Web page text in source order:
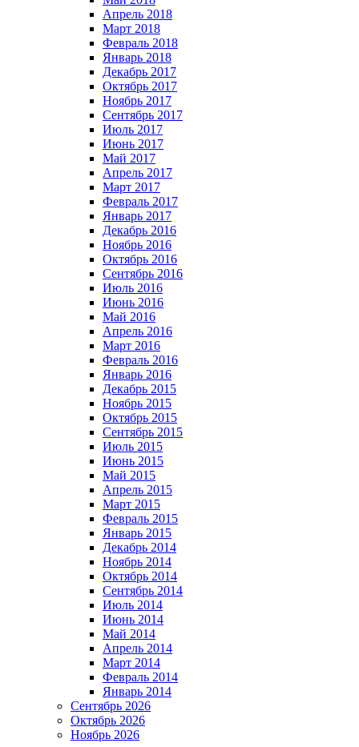
Апрель 2018
Март 2018
Февраль 2018
Январь 2018
Декабрь 2017
Октябрь 2017
Ноябрь 2017
Сентябрь 2017
Июль 2017
Июнь 2017
Май 2017
Апрель 2017
Март 2017
Февраль 2017
Январь 2017
Декабрь 2016
Ноябрь 2016
Октябрь 2016
Сентябрь 2016
Июль 2016
Июнь 2016
Май 2016
Апрель 2016
Март 2016
Февраль 2016
Январь 2016
Декабрь 2015
Ноябрь 2015
Октябрь 2015
Сентябрь 2015
Июль 2015
Июнь 2015
Май 2015
Апрель 2015
Март 2015
Февраль 2015
Январь 2015
Декабрь 2014
Ноябрь 2014
Октябрь 2014
Сентябрь 2014
Июль 2014
Июнь 2014
Май 2014
Апрель 2014
Март 2014
Февраль 2014
Январь 2014
Сентябрь 2026
Октябрь 2026
Ноябрь 2026